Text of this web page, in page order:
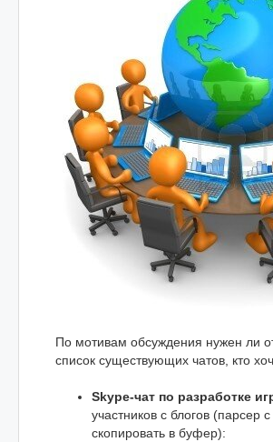
По мотивам обсуждения нужен ли
список существующих чатов, кто
Skype-чат по разработке
участников с блогов (парсер
скопировать в буфер):